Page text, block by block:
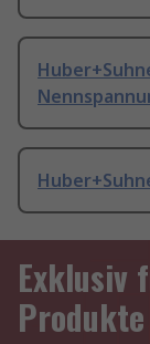
Exklusiv